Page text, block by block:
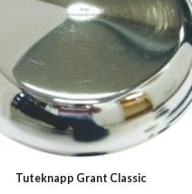
Tuteknapp Grant Classic